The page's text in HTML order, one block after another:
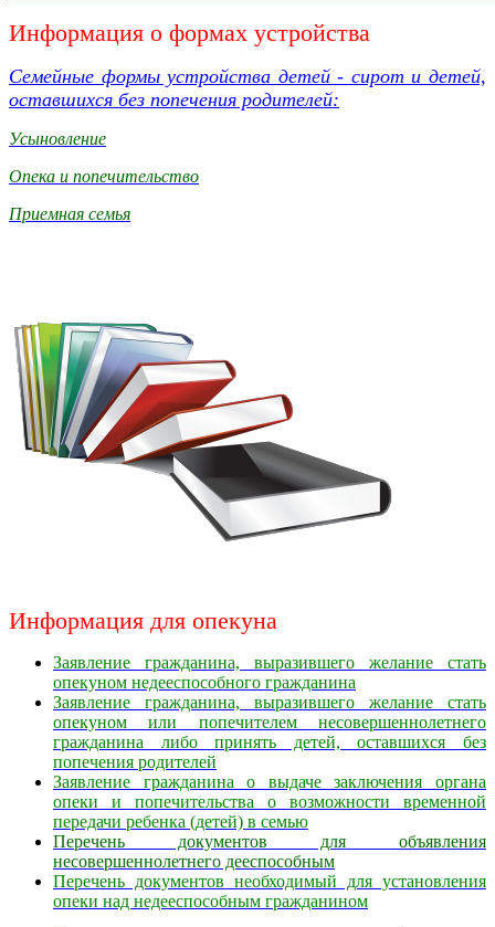
Информация о формах устройства
Семейные формы устройства детей - сирот и детей,
оставшихся без попечения родителей:
Усыновление
Опека и попечительство
Приемная семья
Информация для опекуна
Заявление гражданина, выразившего желание стать
опекуном недееспособного гражданина
Заявление гражданина, выразившего желание стать
опекуном или попечителем несовершеннолетнего
гражданина либо принять детей, оставшихся без
попечения родителей
Заявление гражданина о выдаче заключения органа
опеки и попечительства о возможности временной
передачи ребенка (детей) в семью
Перечень документов для объявления
несовершеннолетнего дееспособным
Перечень документов необходимый для установления
опеки над недееспособным гражданином